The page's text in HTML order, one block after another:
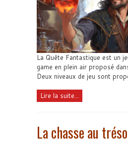
La Quête Fantastique est un
game en plein air proposé
Deux niveaux de jeu sont
Lire la suite...
La chasse au